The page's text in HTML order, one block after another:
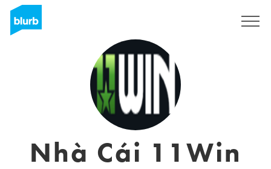
Nhà Cái 11Win